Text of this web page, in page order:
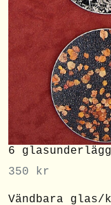
6
350
kr
Vändbara glas/